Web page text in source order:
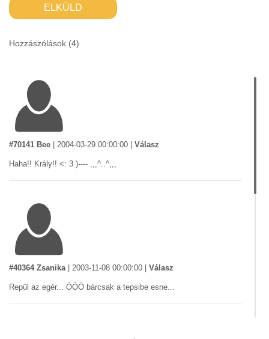
ELKÜLD
Hozzászólások (4)
#70141 Bee 2004-03-29 00:00:00 Válasz
Haha!! Krály!! <: 3 )---- ,,,^..^,,,
#40364 Zsanika| 2003-11-08 00:00:00 Válasz
Repül az egér... ÓÓÓ bárcsak a tepsibe esne...